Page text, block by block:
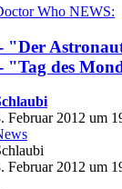
Who NEWS:
"Der
"Tag des
Februar 2012 um
Februar 2012 um